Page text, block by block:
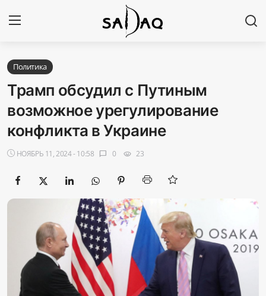
Авторизоваться
Главная
Наши контакты
Новости
Политика
Экономика
Sadaq TV
Политика
Трамп обсудил с Путиным
возможное урегулирование
конфликта в Украине
НОЯБРЬ 11, 2024 - 10:58 chat_bubble 0 visibility 23